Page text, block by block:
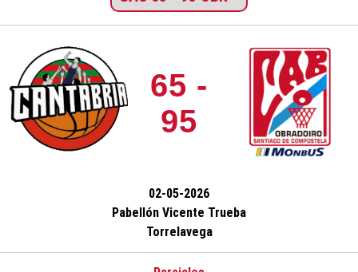
65 -
95
02-05-2026
Pabellón Vicente Trueba
Torrelavega